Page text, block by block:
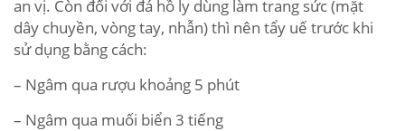
an vị. Còn đối với đá hồ ly dùng làm trang sức (mặt
dây chuyền, vòng tay, nhẫn) thì nên tẩy uế trước khi
sử dụng bằng cách:
– Ngâm qua rượu khoảng 5 phút
– Ngâm qua muối biển 3 tiếng